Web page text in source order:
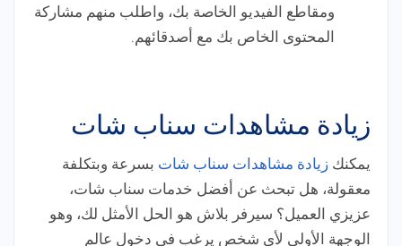
ومقاطع الفيديو الخاصة بك، واطلب منهم مشاركة
المحتوى الخاص بك مع أصدقائهم.
زيادة مشاهدات سناب شات
يمكنك زيادة مشاهدات سناب شات بسرعة وبتكلفة
معقولة، هل تبحث عن أفضل خدمات سناب شات،
عزيزي العميل؟ سيرفر بلاش هو الحل الأمثل لك، وهو
الوجهة الأولى لأي شخص يرغب في دخول عالم